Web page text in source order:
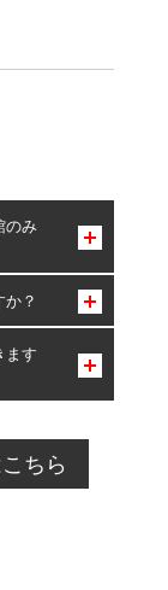
のみ
？
時にご予約が
ます
合のご予約
の店舗まで
ちら